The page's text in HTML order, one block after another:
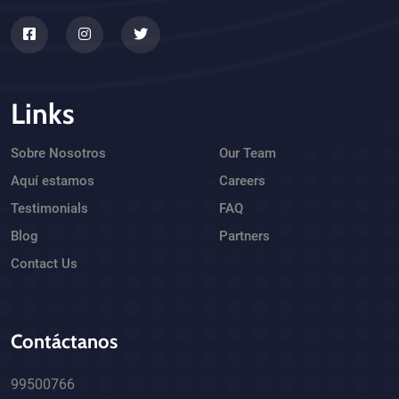
Links
Sobre Nosotros
Aquí estamos
Testimonials
Blog
Contact Us
Our Team
Careers
FAQ
Partners
Contáctanos
99500766